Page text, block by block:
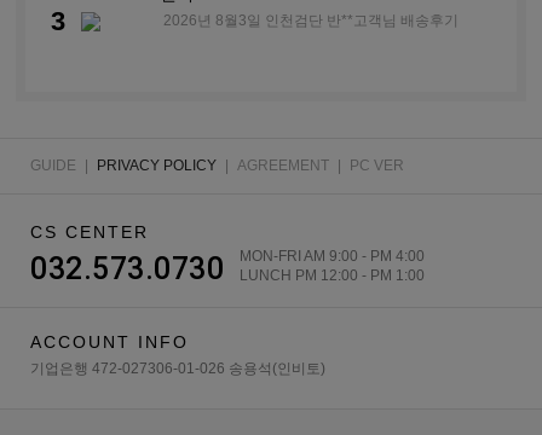
3 2026년 8월3일 인천검단 반**고객님 배송후기
5
6 2026년 7월30일 인천부평 오**고객님 배송후기
GUIDE | PRIVACY POLICY | AGREEMENT | PC VER
CS CENTER
032.573.0730
MON-FRI AM 9:00 - PM 4:00
LUNCH PM 12:00 - PM 1:00
ACCOUNT INFO
기업은행 472-027306-01-026 송용석(인비토)